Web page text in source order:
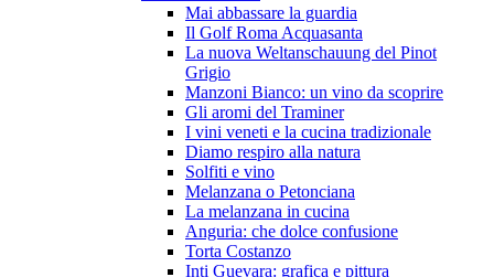
Mai abbassare la guardia
Il Golf Roma Acquasanta
La nuova Weltanschauung del Pinot
Grigio
Manzoni Bianco: un vino da scoprire
Gli aromi del Traminer
I vini veneti e la cucina tradizionale
Diamo respiro alla natura
Solfiti e vino
Melanzana o Petonciana
La melanzana in cucina
Anguria: che dolce confusione
Torta Costanzo
Inti Guevara: grafica e pittura